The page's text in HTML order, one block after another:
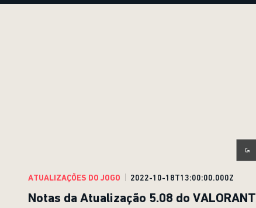
ATUALIZAÇÕES DO JOGO 2022-10-18T13:00:00.000Z
Notas da Atualização 5.08 do VALORANT